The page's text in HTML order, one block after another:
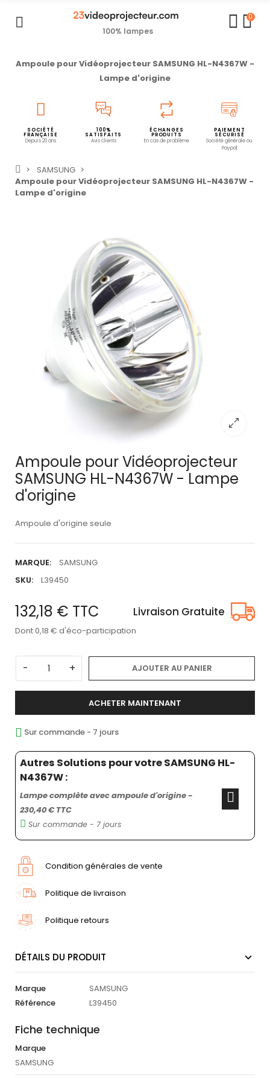
100% lampes
0
Ampoule pour Vidéoprojecteur SAMSUNG HL-N4367W -
Lampe d'origine
SOCIÉTÉ
FRANÇAISE
Depuis 20 ans
100%
SATISFAITS
Avis clients
ÉCHANGES
PRODUITS
En cas de problème
PAIEMENT
SÉCURISÉ
Société générale ou
Paypal
SAMSUNG
Ampoule pour Vidéoprojecteur SAMSUNG HL-N4367W -
Lampe d'origine
Ampoule pour Vidéoprojecteur
SAMSUNG HL-N4367W - Lampe
d'origine
Ampoule d'origine seule
MARQUE:
SAMSUNG
SKU:
L39450
132,18 € TTC Livraison Gratuite
Dont 0,18 € d'éco-participation
- + AJOUTER AU PANIER
ACHETER MAINTENANT
Sur commande - 7 jours
Autres Solutions pour votre SAMSUNG HL-
N4367W :
Lampe complète avec ampoule d'origine -
230,40 € TTC
Sur commande - 7 jours
Condition générales de vente
Politique de livraison
Politique retours
DÉTAILS DU PRODUIT
Marque
SAMSUNG
Référence
L39450
Fiche technique
Marque
SAMSUNG